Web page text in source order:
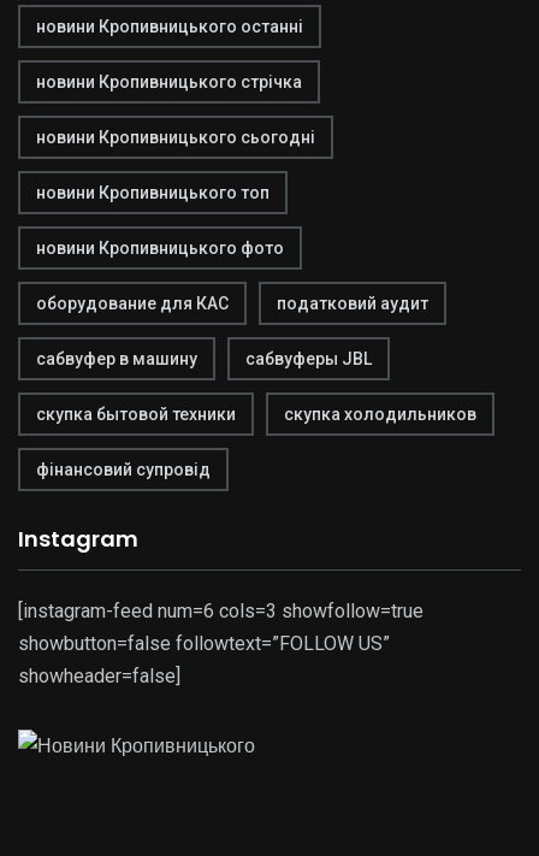
новини Кропивницького останні
новини Кропивницького стрічка
новини Кропивницького сьогодні
новини Кропивницького топ
новини Кропивницького фото
оборудование для КАС податковий аудит
сабвуфер в машину сабвуферы JBL
скупка бытовой техники скупка холодильников
фінансовий супровід
Instagram
[instagram-feed num=6 cols=3 showfollow=true
showbutton=false followtext=”FOLLOW US”
showheader=false]